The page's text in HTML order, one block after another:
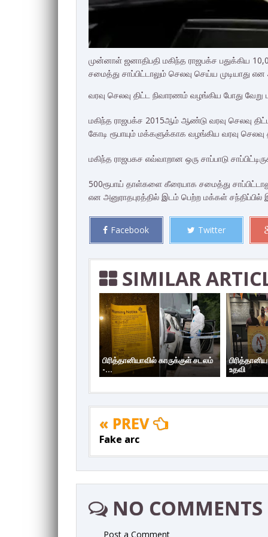
முன்னாள் ஜனாதிபதி மகிந்த ராஜபக்ச பதுக்கிய
சமைத்து சாப்பிட்டாலும் செலவு செய்ய முடியாது
வரவு செலவு திட்ட நிவாரணம் வழங்கிய போது
மகிந்த ராஜபக்ச 2015ஆம் ஆண்டு வரவு செலவு
கோடி ரூபாயும் மக்களுக்காக வழங்கிய வரவு
மகிந்த ராஜபகச எவ்வாறான ஒரு சாப்பாடு
500ரூபாய் தாள்களை கீரையாக சமைத்து
என அனுராதபுரத்தில் இடம் பெற்ற மக்கள் சந்திப்பில்
Facebook Twitter
SIMILAR
பிரித்தானியாவில் காருக்குள் சடலம்
-...
உதவி
« PREV
Fake arc
NO COMMENTS
Post a Comment